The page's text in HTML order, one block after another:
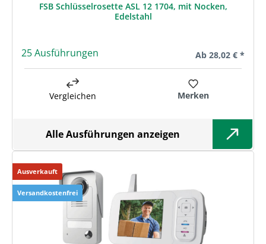
FSB Schlüsselrosette ASL 12 1704, mit Nocken,
Edelstahl
25 Ausführungen Regulärer Preis:
Ab 28,02 € *
Vergleichen Merken
Alle Ausführungen anzeigen
Ausverkauft
Versandkostenfrei